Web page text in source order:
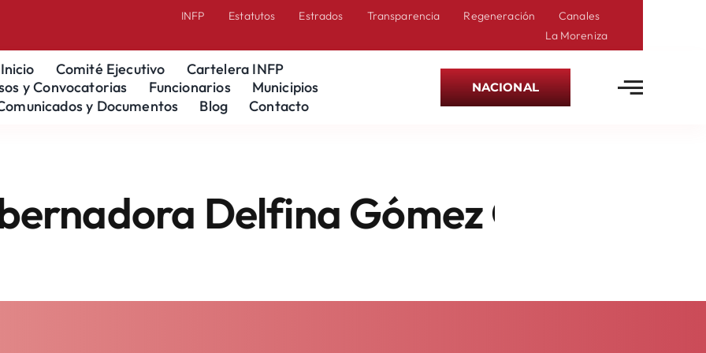
INFP Estatutos Estrados Transparencia Regeneración
Canales
La Moreniza
Inicio Comité Ejecutivo
Cartelera INFP
y Convocatorias
Funcionarios
Municipios
y Documentos
Blog Contacto
NACIONAL
Delfina Gómez Obras Del